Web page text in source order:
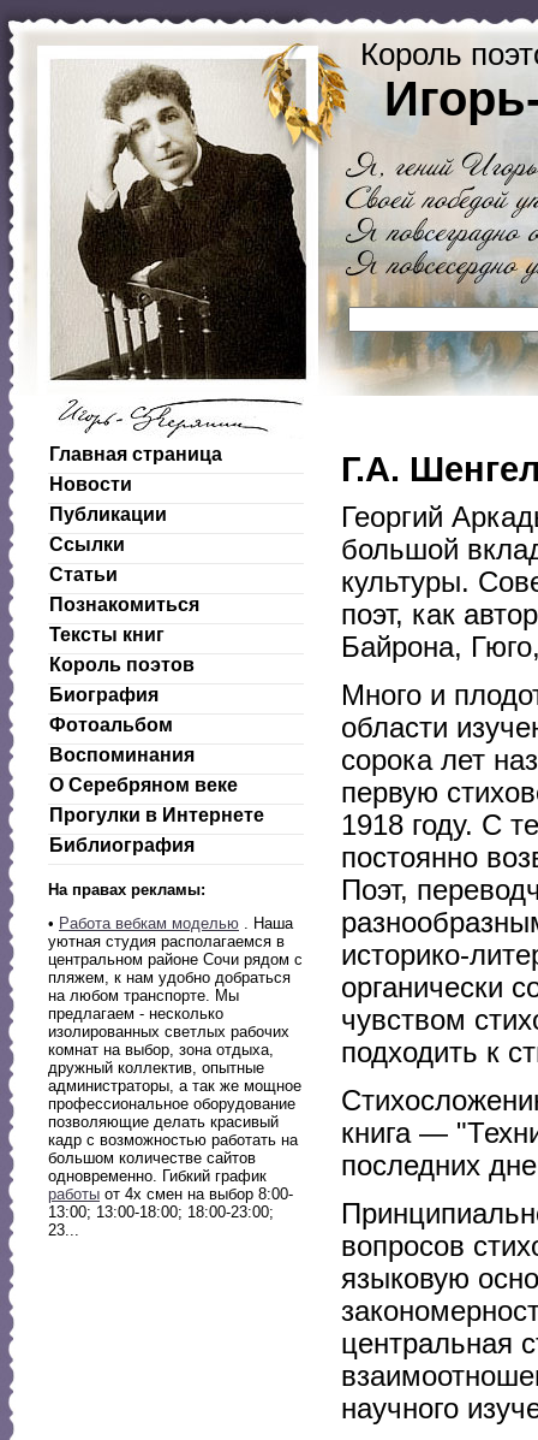
Король
Главная страница
Новости
Публикации
Ссылки
Статьи
Познакомиться
Тексты книг
Король поэтов
Биография
Фотоальбом
Воспоминания
О Серебряном веке
Прогулки в Интернете
Библиография
На правах рекламы:
• Работа вебкам моделью . Наша
уютная студия располагаемся в
центральном районе Сочи рядом с
пляжем, к нам удобно добраться
на любом транспорте. Мы
предлагаем - несколько
изолированных светлых рабочих
комнат на выбор, зона отдыха,
дружный коллектив, опытные
администраторы, а так же мощное
профессиональное оборудование
позволяющие делать красивый
кадр с возможностью работать на
большом количестве сайтов
одновременно. Гибкий график
работы от 4х смен на выбор 8:00-
13:00; 13:00-18:00; 18:00-23:00;
23...
Г.А.
Георгий
большой
культуры.
поэт, как
Байрона,
Много и
области
сорока лет
первую
1918 году. С
постоянно
Поэт,
историко-
органически
чувством
подходить к
книга —
последних
вопросов
языковую
центральная
научного